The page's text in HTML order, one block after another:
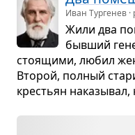
Иван Тургенев ·
Жили два
быв­ший
сто­я­щими, любил
Вто­рой, пол­ный
кре­стьян